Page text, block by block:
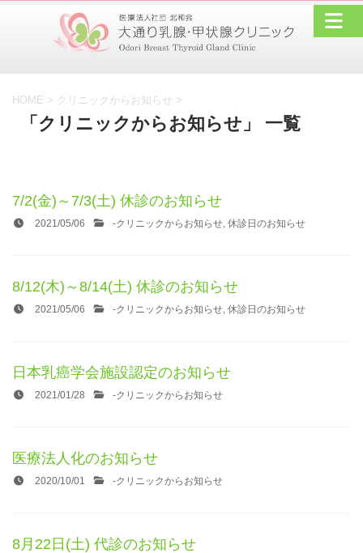
HOME > クリニックからお知らせ >
「クリニックからお知らせ」 一覧
7/2(金)～7/3(土) 休診のお知らせ
2021/05/06 -クリニックからお知らせ, 休診日のお知らせ
8/12(木)～8/14(土) 休診のお知らせ
2021/05/06 -クリニックからお知らせ, 休診日のお知らせ
日本乳癌学会施設認定のお知らせ
2021/01/28 -クリニックからお知らせ
医療法人化のお知らせ
2020/10/01 -クリニックからお知らせ
8月22日(土) 代診のお知らせ